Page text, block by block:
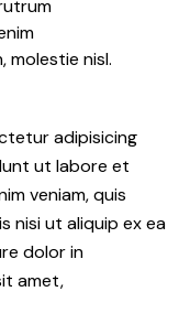
molestie nisl.
adipisicing
ut labore et
veniam, quis
nisi ut aliquip ex ea
dolor in
amet,